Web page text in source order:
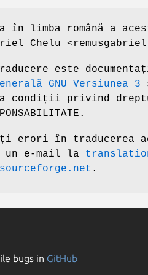
în limba română a
Chelu
este
GNU Versiunea 3
condiții privind
erori în traducerea
e-mail la
.
bugs in GitHub